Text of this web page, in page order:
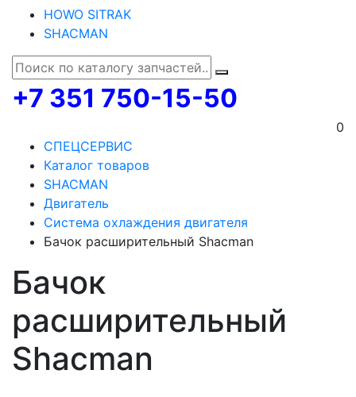
HOWO SITRAK
SHACMAN
+7 351 750-15-50
0
СПЕЦСЕРВИС
Каталог товаров
SHACMAN
Двигатель
Система охлаждения двигателя
Бачок расширительный Shacman
Бачок
расширительный
Shacman